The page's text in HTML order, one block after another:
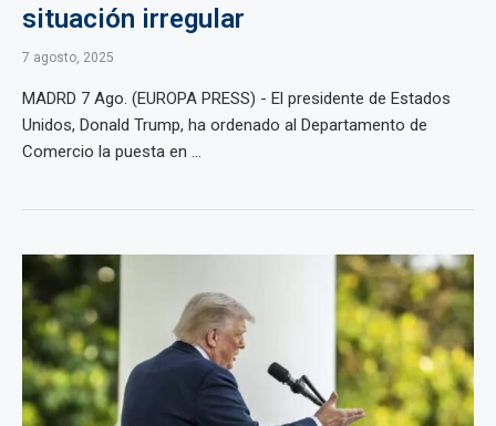
situación irregular
7 agosto, 2025
MADRD 7 Ago. (EUROPA PRESS) - El presidente de Estados
Unidos, Donald Trump, ha ordenado al Departamento de
Comercio la puesta en ...